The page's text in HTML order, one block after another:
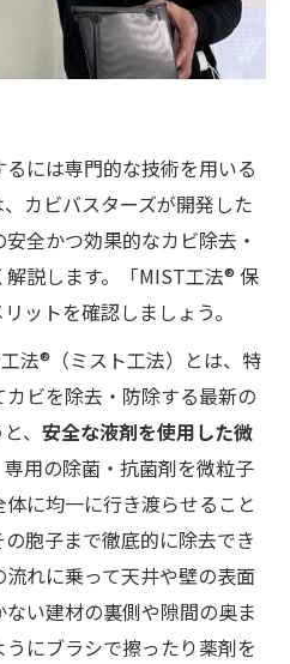
には専門的な技術を用いる
カビバスターズが開発した
全かつ効果的なカビ除去・
説します。「MIST工法® 保
ットを確認しましょう。
法®（ミスト工法）とは、特
ビを除去・防除する最新の
、 安全な液剤を使用した微
用の除菌・抗菌剤を微粒子
に均一に行き渡らせること
胞子まで徹底的に除去でき
れに乗って天井や壁の表面
い建材の裏側や隙間の奥ま
にブラシで擦ったり薬剤を